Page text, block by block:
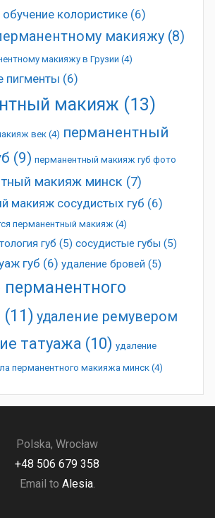
обучение колористике (6)
макияжу (8)
макияжу в Грузии (4)
пигменты (6)
макияж (13)
век (4) перманентный
(9) перманентный макияж губ фото
макияж минск (7)
макияж сосудистых губ (6)
перманентный макияж (4)
губ (5) сосудистые губы (5)
губ (6) удаление бровей (5)
перманентного
(11) удаление ремувером
татуажа (10) удаление
перманентного макияжа минск (4)
Polska, Wrocław
+48 506 679 358
Email to Alesia.